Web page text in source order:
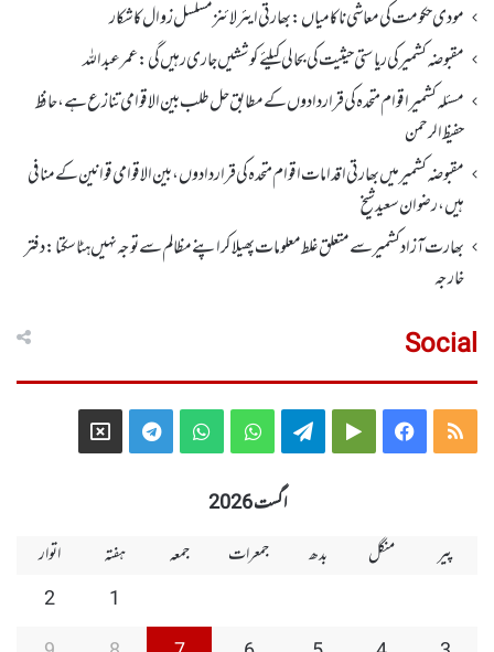
مودی حکومت کی معاشی ناکامیاں: بھارتی ایئرلائنز مسلسل زوال کا شکار
مقبوضہ کشمیر کی ریاستی حیثیت کی بحالی کیلئے کوششیں جاری رہیں گی: عمر عبداللہ
مسئلہ کشمیر اقوام متحدہ کی قراردادوں کے مطابق حل طلب بین الاقوامی تنازع ہے، حافظ
حفیظ الرحمن
مقبوضہ کشمیر میں بھارتی اقدامات اقوام متحدہ کی قراردادوں، بین الاقوامی قوانین کے منافی
ہیں،رضوان سعید شیخ
بھارت آزاد کشمیر سے متعلق غلط معلومات پھیلا کر اپنے مظالم سے توجہ نہیں ہٹا سکتا: دفتر
خارجہ
Social
RSS
Facebook
Google
Telegram
WhatsApp
WhatsApp
Telegram
X
اگست 2026
پیر
منگل بدھ جمعرات جمعہ ہفتہ
اتوار
1
2